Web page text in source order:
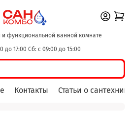
и функциональной ванной комнате
до 17:00 Сб: с 09:00 до 15:00
Контакты Статьи о сантехнике